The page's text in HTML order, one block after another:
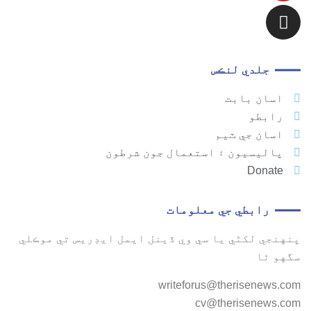
جلدي لنڪس
اسان بابت
رابطو
اسان جي ٽيم
پاليسيون ۽ استعمال جون شرطون
Donate
رابطي جي معلومات
پنهنجي لکڻي يا سي وي ڏينل ايمل ايڊريس تي موڪلي
سگهو ٿا
writeforus@therisenews.com
cv@therisenews.com